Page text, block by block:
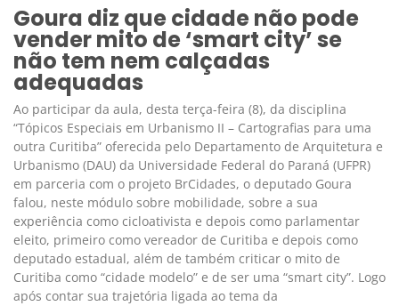
Goura diz que cidade não pode
vender mito de ‘smart city’ se
não tem nem calçadas
adequadas
Ao participar da aula, desta terça-feira (8), da disciplina
“Tópicos Especiais em Urbanismo II – Cartografias para uma
outra Curitiba” oferecida pelo Departamento de Arquitetura e
Urbanismo (DAU) da Universidade Federal do Paraná (UFPR)
em parceria com o projeto BrCidades, o deputado Goura
falou, neste módulo sobre mobilidade, sobre a sua
experiência como cicloativista e depois como parlamentar
eleito, primeiro como vereador de Curitiba e depois como
deputado estadual, além de também criticar o mito de
Curitiba como “cidade modelo” e de ser uma “smart city”. Logo
após contar sua trajetória ligada ao tema da